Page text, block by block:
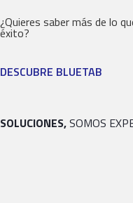
¿Quieres saber más de lo
éxito?
DESCUBRE BLUETAB
SOLUCIONES,SOMOS